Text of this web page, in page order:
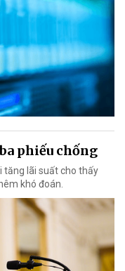
phiếu chống
tăng lãi suất cho thấy
khó đoán.